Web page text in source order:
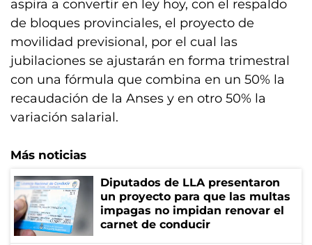
aspira a convertir en ley hoy, con el respaldo
de bloques provinciales, el proyecto de
movilidad previsional, por el cual las
jubilaciones se ajustarán en forma trimestral
con una fórmula que combina en un 50% la
recaudación de la Anses y en otro 50% la
variación salarial.
Más noticias
Diputados de LLA presentaron
un proyecto para que las multas
impagas no impidan renovar el
carnet de conducir